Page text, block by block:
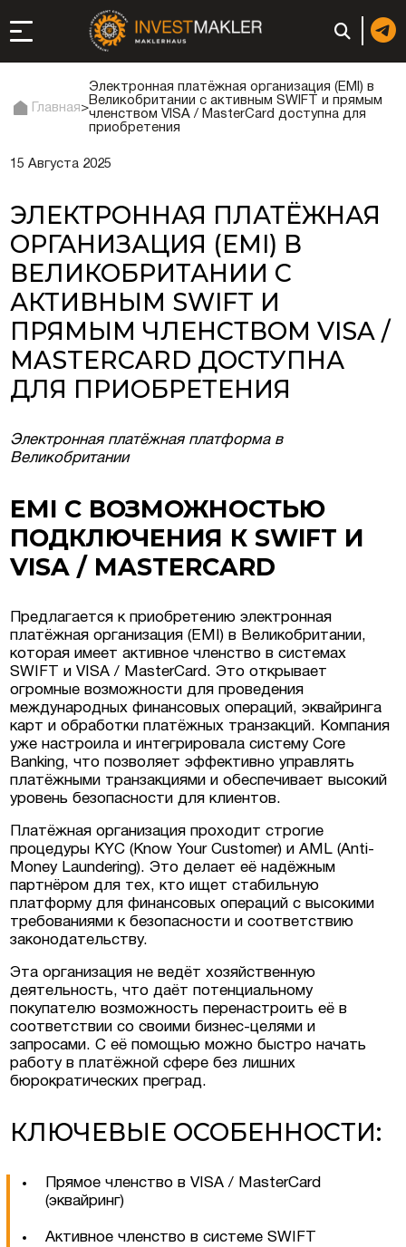
в Италии
регистрация или
в ОАЭ | Открыть
Люксембурге
Австрии
недвижимость
Главная>
Электронная платёжная организация (EMI) в
Великобритании с активным SWIFT и прямым
членством VISA / MasterCard доступна для
приобретения
15 Августа 2025
ЭЛЕКТРОННАЯ ПЛАТЁЖНАЯ
ОРГАНИЗАЦИЯ (EMI) В
ВЕЛИКОБРИТАНИИ С
АКТИВНЫМ SWIFT И
ПРЯМЫМ ЧЛЕНСТВОМ VISA /
MASTERCARD ДОСТУПНА
ДЛЯ ПРИОБРЕТЕНИЯ
Электронная платёжная платформа в
Великобритании
EMI С ВОЗМОЖНОСТЬЮ
ПОДКЛЮЧЕНИЯ К SWIFT И
VISA / MASTERCARD
Предлагается к приобретению электронная
платёжная организация (EMI) в Великобритании,
которая имеет активное членство в системах
SWIFT и VISA / MasterCard. Это открывает
огромные возможности для проведения
международных финансовых операций, эквайринга
карт и обработки платёжных транзакций. Компания
уже настроила и интегрировала систему Core
Banking, что позволяет эффективно управлять
платёжными транзакциями и обеспечивает высокий
уровень безопасности для клиентов.
Платёжная организация проходит строгие
процедуры KYC (Know Your Customer) и AML (Anti-
Money Laundering). Это делает её надёжным
партнёром для тех, кто ищет стабильную
платформу для финансовых операций с высокими
требованиями к безопасности и соответствию
законодательству.
Эта организация не ведёт хозяйственную
деятельность, что даёт потенциальному
покупателю возможность перенастроить её в
соответствии со своими бизнес-целями и
запросами. С её помощью можно быстро начать
работу в платёжной сфере без лишних
бюрократических преград.
КЛЮЧЕВЫЕ ОСОБЕННОСТИ:
Прямое членство в VISA / MasterCard
(эквайринг)
Активное членство в системе SWIFT